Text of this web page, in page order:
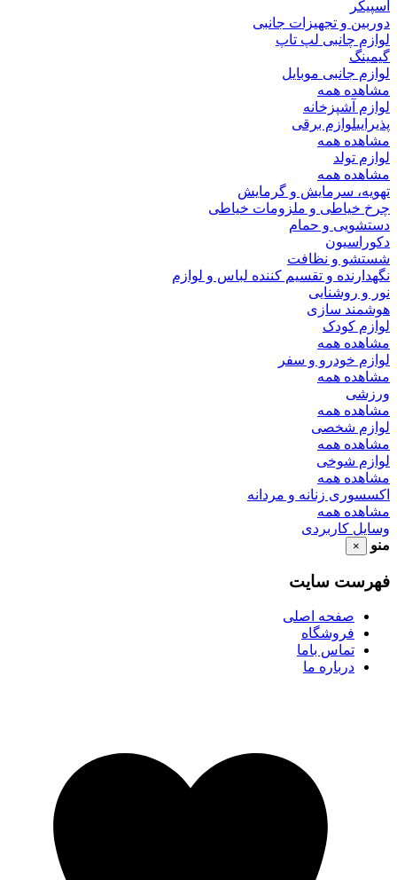
اسپیکر
دوربین و تجهیزات جانبی
لوازم چانبی لپ تاپ
گیمینگ
لوازم جانبی موبایل
مشاهده همه
لوازم آشپزخانه
پذیراییلوازم برقی
مشاهده همه
لوازم تولد
مشاهده همه
تهویه، سرمایش و گرمایش
چرخ خیاطی و ملزومات خیاطی
دستشویی و حمام
دکوراسیون
شستشو و نظافت
نگهدارنده و تقسیم کننده لباس و لوازم
نور و روشنایی
هوشمند سازی
لوازم کودک
مشاهده همه
لوازم خودرو و سفر
مشاهده همه
ورزشی
مشاهده همه
لوازم شخصی
مشاهده همه
لوازم شوخی
مشاهده همه
اکسسوری زنانه و مردانه
مشاهده همه
وسایل کاربردی
منو
×
فهرست سایت
صفحه اصلی
فروشگاه
تماس باما
درباره ما